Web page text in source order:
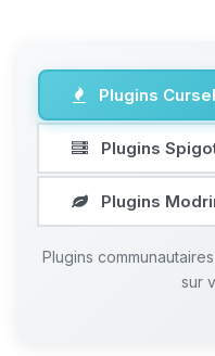
Plugins
Plugins
Plugins
Plugins
sur